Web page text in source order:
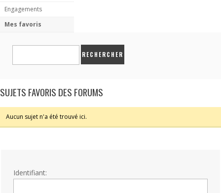
Engagements
Mes favoris
SUJETS FAVORIS DES FORUMS
Aucun sujet n'a été trouvé ici.
Identifiant: